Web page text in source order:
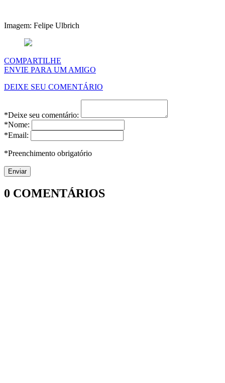
Imagem: Felipe Ulbrich
COMPARTILHE
ENVIE PARA UM AMIGO
DEIXE SEU COMENTÁRIO
*Deixe seu comentário:
*Nome:
*Email:
*Preenchimento obrigatório
0 COMENTÁRIOS